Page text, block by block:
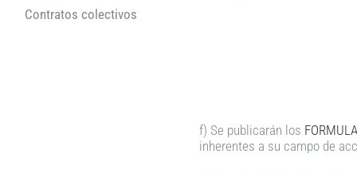
Contratos colectivos
f) Se publicarán los
inherentes a su campo de